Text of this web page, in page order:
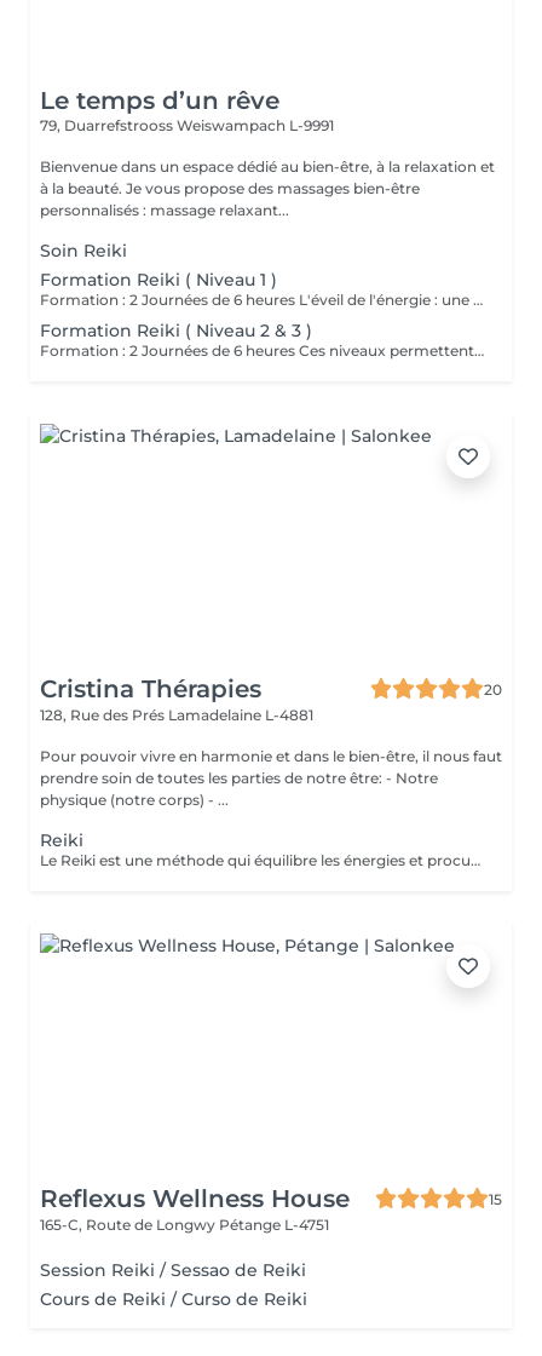
Le temps d’un rêve
79, Duarrefstrooss Weiswampach L-9991
Bienvenue dans un espace dédié au bien-être, à la relaxation et
à la beauté. Je vous propose des massages bien-être
personnalisés : massage relaxant...
Soin Reiki
Formation Reiki ( Niveau 1 )
Formation : 2 Journées de 6 heures L'éveil de l'énergie : une initiation à l'énergie universelle du Reiki Usui. Ce 1er niveau permet d'apprendre à canaliser et transmettre l'énergie par imposition des mains, sur soi et sur autrui. La formation aborde les bases de la méthode traditionnelle de Mikao Usui, la purification énergétique, les auto-traitements et la découverte du centre intérieur. Cours en présentiel, théorique , pratique et initiation. Accessible a tous. Prévoir son pique nique.
Formation Reiki ( Niveau 2 & 3 )
Formation : 2 Journées de 6 heures Ces niveaux permettent d'approfondir la pratique énergétique à travers la découverte des symboles sacrés, le travail à distance et la guérison émotionnelle, tout en ouvrant la voie vers la maîtrise intérieure. Un voyage de transformation et de rayonnement, où l'énergie du Reiki devient une véritable voie de conscience et de paix intérieure. Initiation aux symboles Reiki Usui. Cours en présentiel, pratique et théorique. Attention accès uniquement si vous avez passez le niveau 1. Prévoir pique nique.
Cristina Thérapies
20
128, Rue des Prés Lamadelaine L-4881
Pour pouvoir vivre en harmonie et dans le bien-être, il nous faut
prendre soin de toutes les parties de notre être: - Notre
physique (notre corps) - ...
Reiki
Le Reiki est une méthode qui équilibre les énergies et procure un apaisement physique, psychique et émotionnel. Lors d'une séance de Reiki (Rei signifie esprit-conscience, Ki signifie énergie-sensation), le praticien dirige l'énergie universelle vers les zones du corps qui en ont le plus besoin, faisant en sorte que l'énergie circule uniformément et harmonieusement. Une séance permet : d'apaiser le corps et l'esprit de procurer un sentiment de bien-être d'harmoniser la circulation de l'énergie de favoriser un état de relaxation de soutenir le potentiel de guérison de retrouver un sommeil réparateur retrouver une meilleure circulation sanguine réduire les douleurs physiques réduire le stress Les séances de reiki peuvent être pratiquées à titre préventif, ou en accompagnement des soins médicaux, mais ne peuvent en aucun cas, se substituer aux traitements médicaux. Paiement sur place en espèces.
Reflexus Wellness House
15
165-C, Route de Longwy Pétange L-4751
Session Reiki / Sessao de Reiki
Cours de Reiki / Curso de Reiki